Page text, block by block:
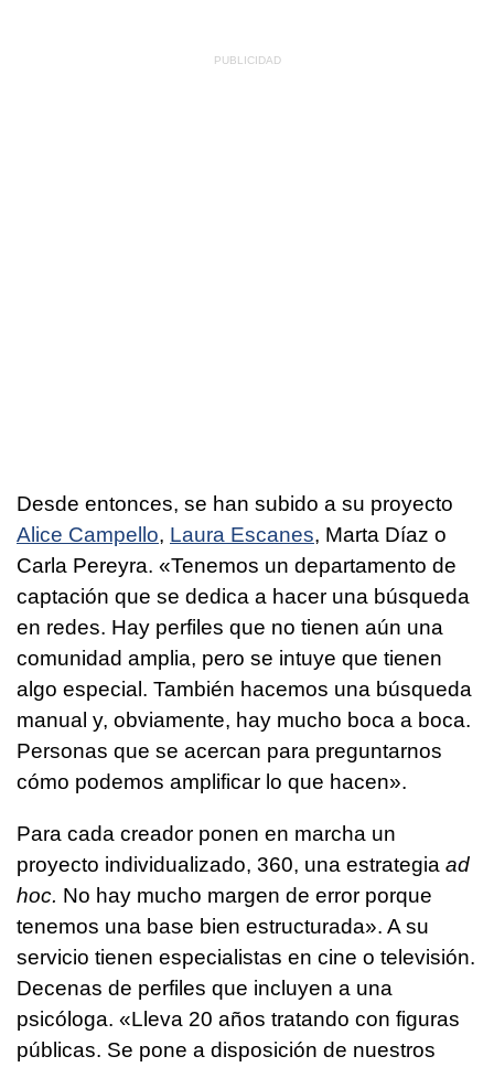
Desde entonces, se han subido a su proyecto
Alice Campello, Laura Escanes, Marta Díaz o
Carla Pereyra. «Tenemos un departamento de
captación que se dedica a hacer una búsqueda
en redes. Hay perfiles que no tienen aún una
comunidad amplia, pero se intuye que tienen
algo especial. También hacemos una búsqueda
manual y, obviamente, hay mucho boca a boca.
Personas que se acercan para preguntarnos
cómo podemos amplificar lo que hacen».
Para cada creador ponen en marcha un
proyecto individualizado, 360, una estrategia ad
hoc. No hay mucho margen de error porque
tenemos una base bien estructurada». A su
servicio tienen especialistas en cine o televisión.
Decenas de perfiles que incluyen a una
psicóloga. «Lleva 20 años tratando con figuras
públicas. Se pone a disposición de nuestros